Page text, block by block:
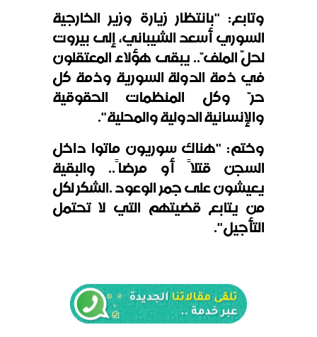
وتابع: "بانتظار زيارة وزير الخارجية
السوري أسعد الشيباني، إلى بيروت
لحلّ الملفّ.. يبقى هؤلاء المعتقلون
في ذمة الدولة السورية وذمة كل
حرّ وكل المنظمات الحقوقية
والإنسانية الدولية والمحلية".
وختم: "هناك سوريون ماتوا داخل
السجن قتلاً أو مرضاً.. والبقية
يعيشون على جمر الوعود.الشكر لكل
من يتابع قضيتهم التي لا تحتمل
التأجيل".